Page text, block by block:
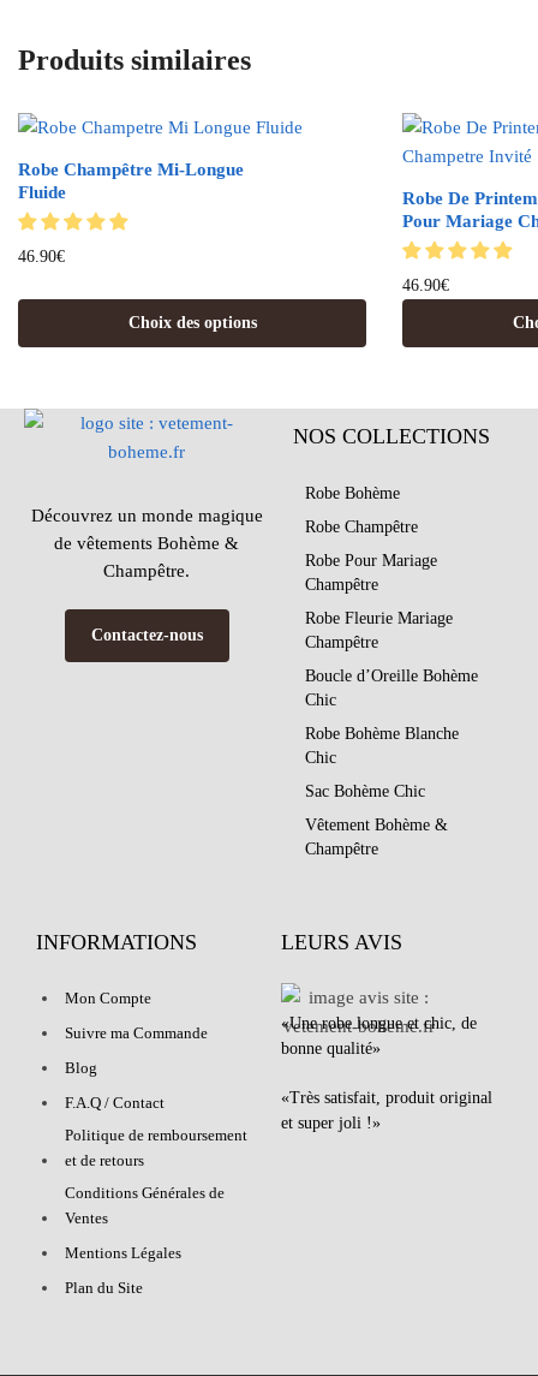
Produits similaires
Robe Champêtre Mi-Longue
Fluide
46.90€
Choix des options
Robe De
Pour Mariage
46.90€
Découvrez un monde magique
de vêtements Bohème &
Champêtre.
Contactez-nous
NOS COLLECTIONS
Robe Bohème
Robe Champêtre
Robe Pour Mariage
Champêtre
Robe Fleurie Mariage
Champêtre
Boucle d’Oreille Bohème
Chic
Robe Bohème Blanche
Chic
Sac Bohème Chic
Vêtement Bohème &
Champêtre
INFORMATIONS
Mon Compte
Suivre ma Commande
Blog
F.A.Q / Contact
Politique de remboursement
et de retours
Conditions Générales de
Ventes
Mentions Légales
Plan du Site
LEURS AVIS
«Une robe longue et chic, de
bonne qualité»
«Très satisfait, produit original
et super joli !»